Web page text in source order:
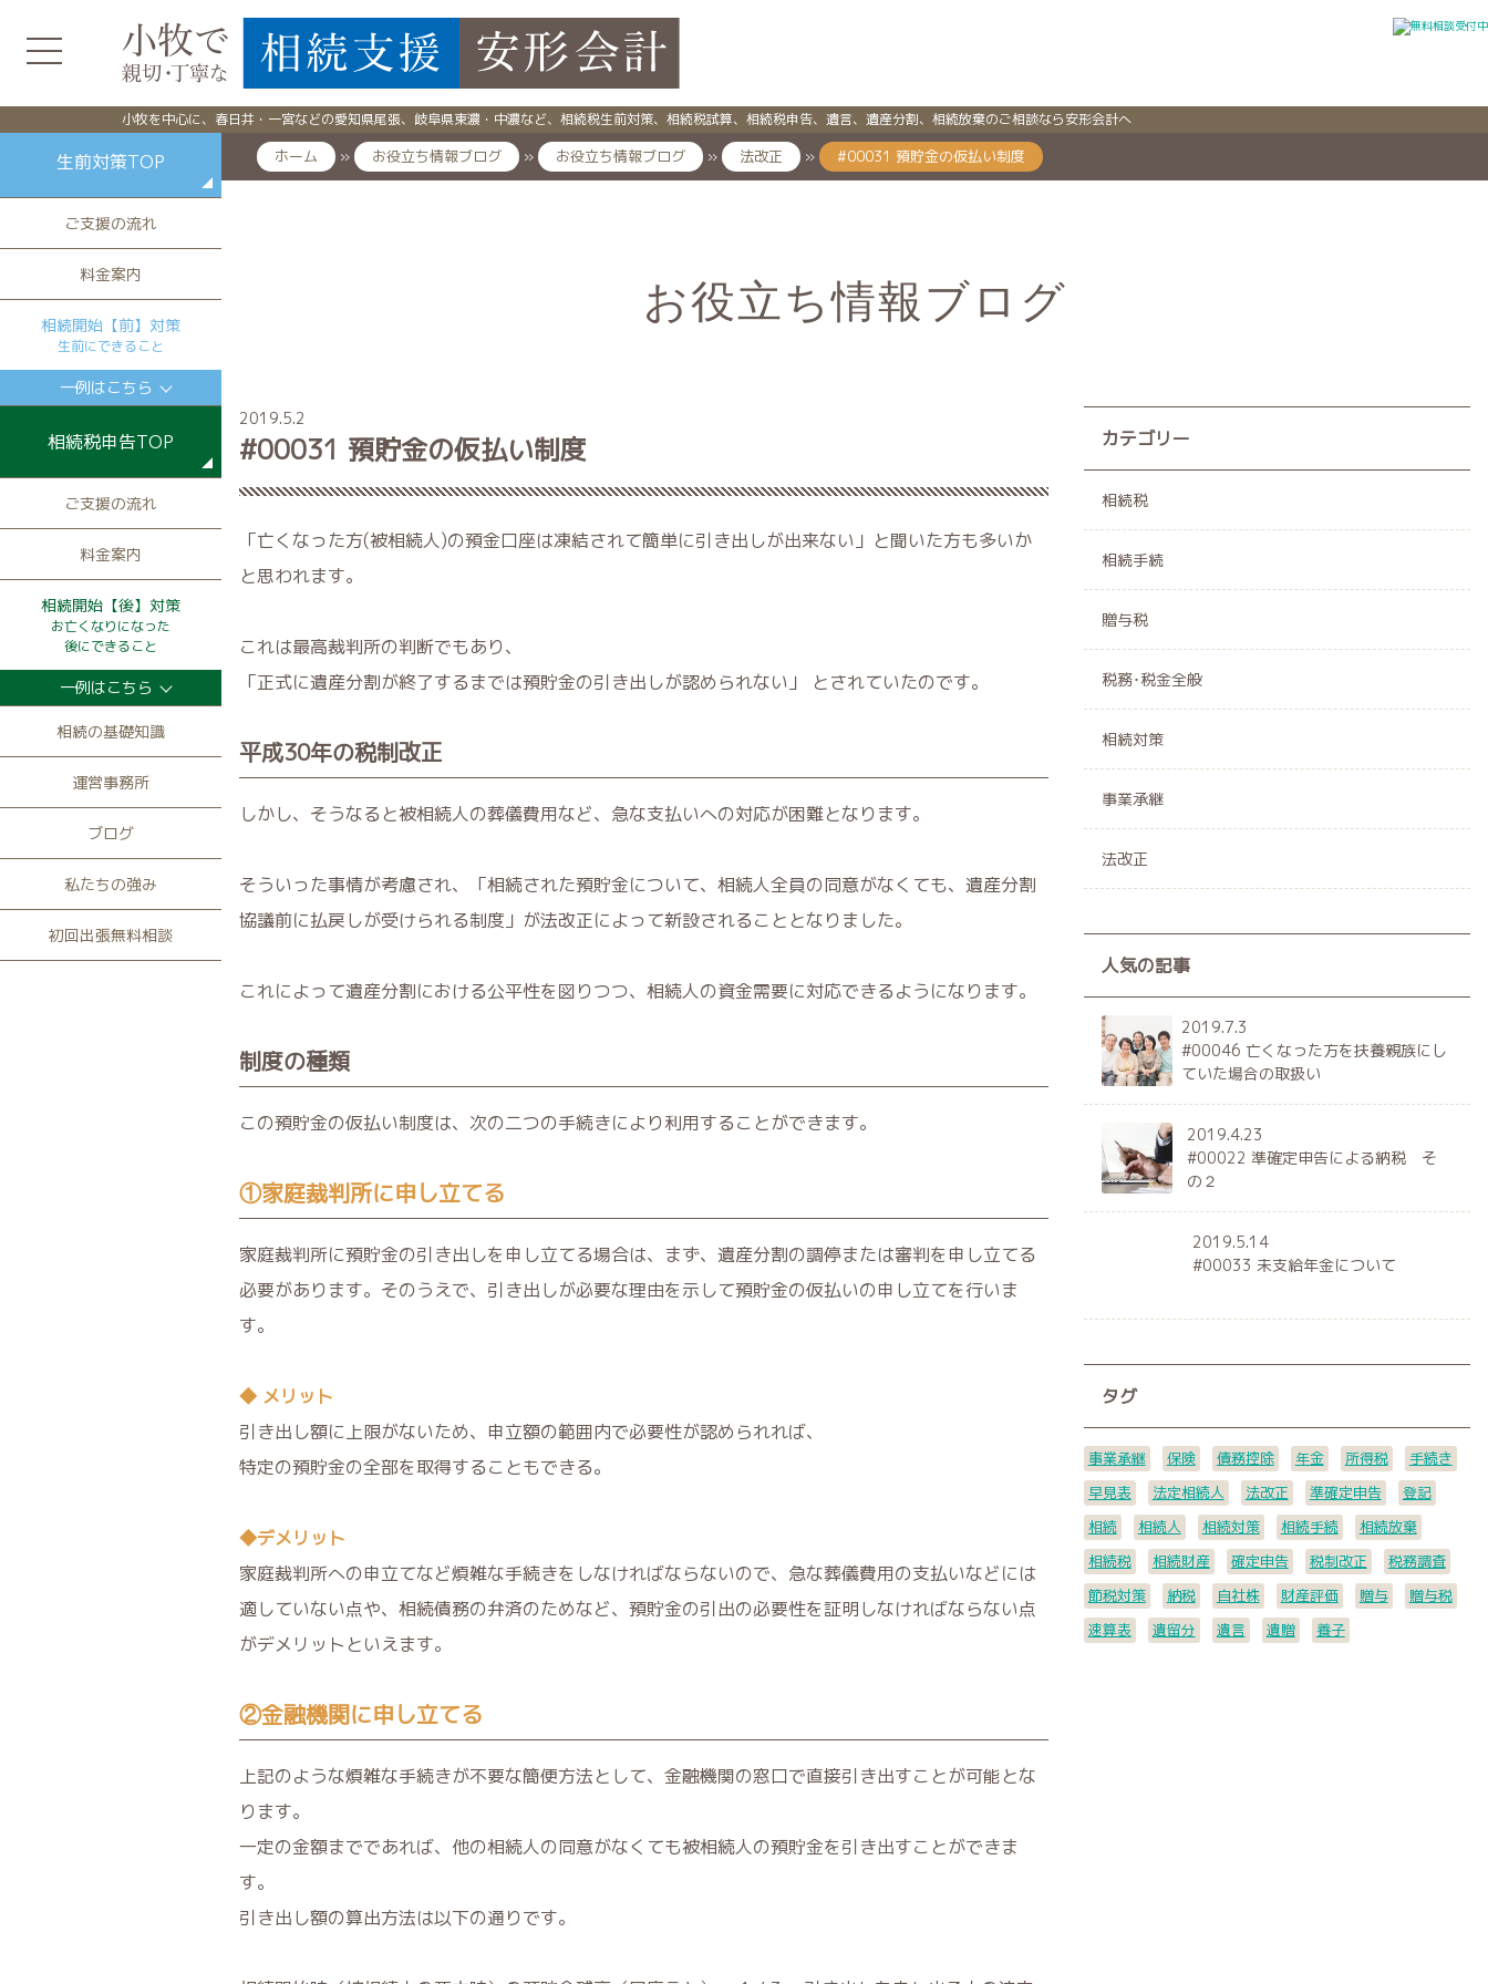
小牧を中心に、春日井・一宮などの愛知県尾張、岐阜県東濃・中濃など、相続税生前対策、相続税試算、相続税申告、遺言、遺産分割、相続放棄のご相談なら安形会計へ
生前対策TOP
ご支援の流れ
料金案内
相続開始【前】対策
生前にできること
一例はこちら
相続税申告TOP
ご支援の流れ
料金案内
相続開始【後】対策
お亡くなりになった
後にできること
一例はこちら
相続の基礎知識
運営事務所
ブログ
私たちの強み
初回出張無料相談
ホーム » お役立ち情報ブログ » お役立ち情報ブログ » 法改正 » #00031 預貯金の仮払い制度
お役立ち情報ブログ
2019.5.2
#00031 預貯金の仮払い制度
「亡くなった方(被相続人)の預金口座は凍結されて簡単に引き出しが出来ない」と聞いた方も多いか
と思われます。
これは最高裁判所の判断でもあり、
「正式に遺産分割が終了するまでは預貯金の引き出しが認められない」 とされていたのです。
平成30年の税制改正
しかし、そうなると被相続人の葬儀費用など、急な支払いへの対応が困難となります。
そういった事情が考慮され、「相続された預貯金について、相続人全員の同意がなくても、遺産分割
協議前に払戻しが受けられる制度」が法改正によって新設されることとなりました。
これによって遺産分割における公平性を図りつつ、相続人の資金需要に対応できるようになります。
制度の種類
この預貯金の仮払い制度は、次の二つの手続きにより利用することができます。
①家庭裁判所に申し立てる
家庭裁判所に預貯金の引き出しを申し立てる場合は、まず、遺産分割の調停または審判を申し立てる
必要があります。そのうえで、引き出しが必要な理由を示して預貯金の仮払いの申し立てを行いま
す。
◆ メリット
引き出し額に上限がないため、申立額の範囲内で必要性が認められれば、
特定の預貯金の全部を取得することもできる。
◆デメリット
家庭裁判所への申立てなど煩雑な手続きをしなければならないので、急な葬儀費用の支払いなどには
適していない点や、相続債務の弁済のためなど、預貯金の引出の必要性を証明しなければならない点
がデメリットといえます。
②金融機関に申し立てる
上記のような煩雑な手続きが不要な簡便方法として、金融機関の窓口で直接引き出すことが可能とな
ります。
一定の金額までであれば、他の相続人の同意がなくても被相続人の預貯金を引き出すことができま
す。
引き出し額の算出方法は以下の通りです。
カテゴリー
相続税
相続手続
贈与税
税務･税金全般
相続対策
事業承継
法改正
人気の記事
2019.7.3
#00046 亡くなった方を扶養親族にし
ていた場合の取扱い
2019.4.23
#00022 準確定申告による納税 そ
の２
2019.5.14
#00033 未支給年金について
タグ
事業承継 保険 債務控除 年金 所得税
手続き
早見表
法定相続人 法改正 準確定申告
登記
相続
相続人 相続対策 相続手続
相続放棄
相続税
相続財産 確定申告 税制改正
税務調査
節税対策
納税 自社株 財産評価 贈与
贈与税
速算表
遺留分 遺言 遺贈 養子